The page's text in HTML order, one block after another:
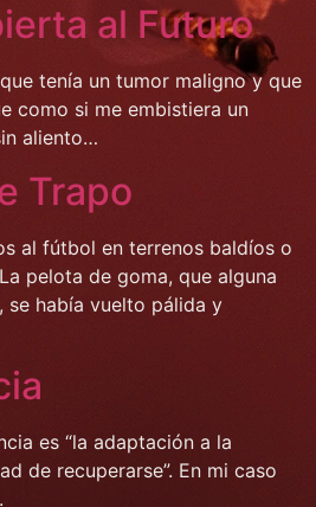
al Futuro
tenía un tumor maligno y que
como si me embistiera un
aliento…
Trapo
al fútbol en terrenos baldíos o
pelota de goma, que alguna
había vuelto pálida y
es “la adaptación a la
de recuperarse”. En mi caso